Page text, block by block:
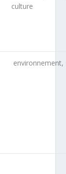
culture
environnement,